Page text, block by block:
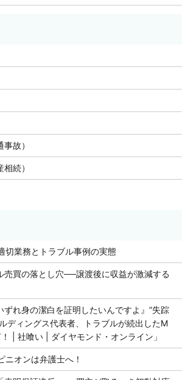
故）
続）
切業務とトラブル事例の実態
売買の落とし穴──譲渡後に収益が激減する
ずれ身の潔白を証明したいんですよ』“失踪
ディングス代表者、トラブルが続出したM
| 社喰い | ダイヤモンド・オンライン」
ニオンは弁護士へ！